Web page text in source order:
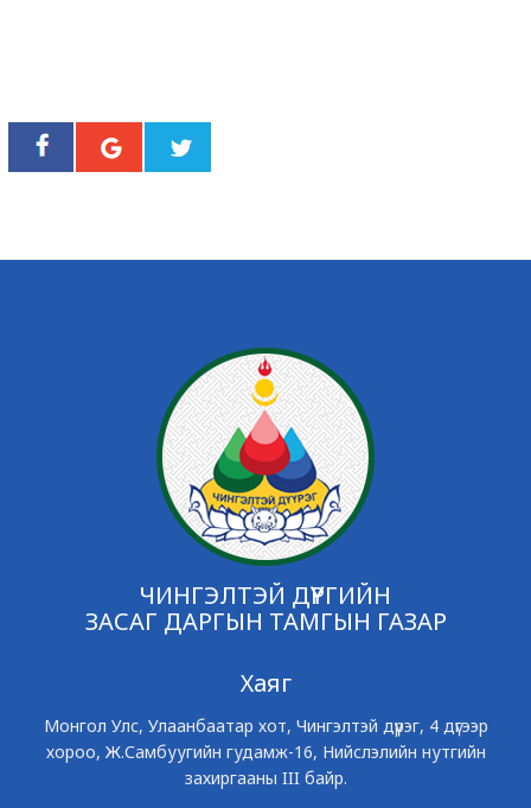
ЧИНГЭЛТЭЙ ДҮҮРГИЙН
ЗАСАГ ДАРГЫН ТАМГЫН ГАЗАР
Хаяг
Монгол Улс, Улаанбаатар хот, Чингэлтэй дүүрэг, 4 дүгээр
хороо, Ж.Самбуугийн гудамж-16, Нийслэлийн нутгийн
захиргааны III байр.